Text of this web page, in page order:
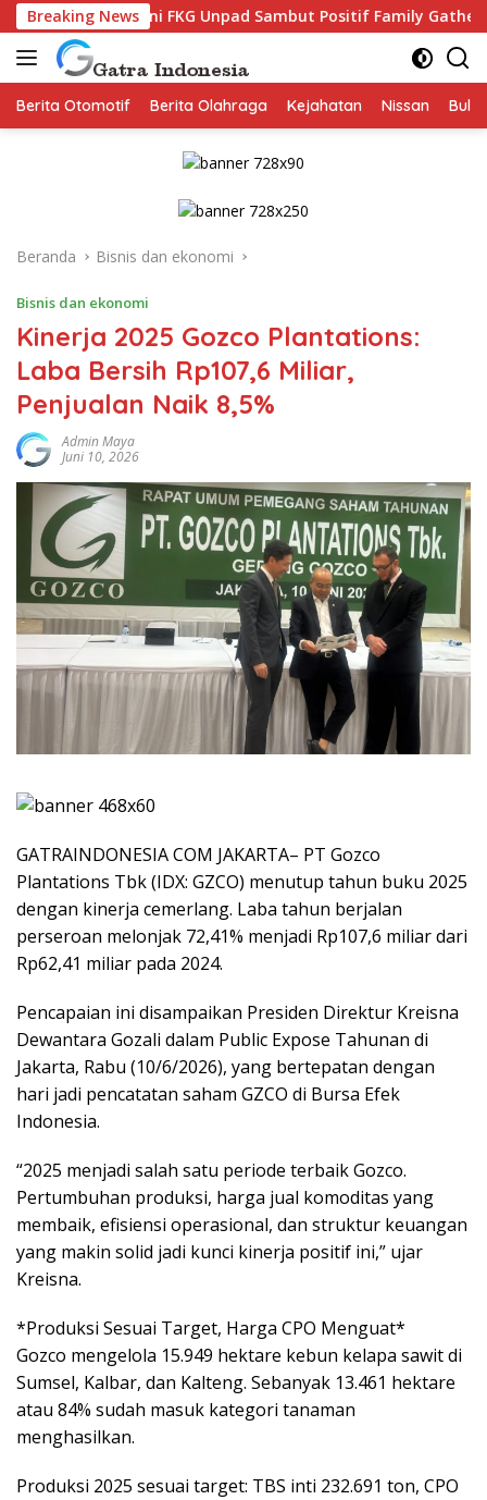
Langsung
ke
konten
Breaking News
FKG Unpad Sambut Positif Family Gathering, Buka
Berita Otomotif Berita Olahraga Kejahatan Nissan
Beranda Bisnis dan ekonomi
Bisnis dan ekonomi
Kinerja 2025 Gozco Plantations:
Laba Bersih Rp107,6 Miliar,
Penjualan Naik 8,5%
Admin Maya
Juni 10, 2026
GATRAINDONESIA COM JAKARTA– PT Gozco
Plantations Tbk (IDX: GZCO) menutup tahun buku 2025
dengan kinerja cemerlang. Laba tahun berjalan
perseroan melonjak 72,41% menjadi Rp107,6 miliar dari
Rp62,41 miliar pada 2024.
Pencapaian ini disampaikan Presiden Direktur Kreisna
Dewantara Gozali dalam Public Expose Tahunan di
Jakarta, Rabu (10/6/2026), yang bertepatan dengan
hari jadi pencatatan saham GZCO di Bursa Efek
Indonesia.
“2025 menjadi salah satu periode terbaik Gozco.
Pertumbuhan produksi, harga jual komoditas yang
membaik, efisiensi operasional, dan struktur keuangan
yang makin solid jadi kunci kinerja positif ini,” ujar
Kreisna.
*Produksi Sesuai Target, Harga CPO Menguat*
Gozco mengelola 15.949 hektare kebun kelapa sawit di
Sumsel, Kalbar, dan Kalteng. Sebanyak 13.461 hektare
atau 84% sudah masuk kategori tanaman
menghasilkan.
Produksi 2025 sesuai target: TBS inti 232.691 ton, CPO